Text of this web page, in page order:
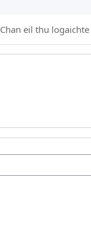
Chan eil thu logaichte